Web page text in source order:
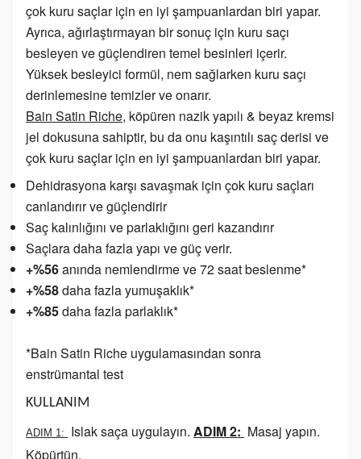
çok kuru saçlar için en iyi şampuanlardan biri yapar.
Ayrıca, ağırlaştırmayan bir sonuç için kuru saçı
besleyen ve güçlendiren temel besinleri içerir.
Yüksek besleyici formül, nem sağlarken kuru saçı
derinlemesine temizler ve onarır.
Bain Satin Riche, köpüren nazik yapılı & beyaz kremsi
jel dokusuna sahiptir, bu da onu kaşıntılı saç derisi ve
çok kuru saçlar için en iyi şampuanlardan biri yapar.
Dehidrasyona karşı savaşmak için çok kuru saçları
canlandırır ve güçlendirir
Saç kalınlığını ve parlaklığını geri kazandırır
Saçlara daha fazla yapı ve güç verir.
+%56anında nemlendirme ve 72 saat beslenme*
+%58daha fazla yumuşaklık*
+%85daha fazla parlaklık*
*Bain Satin Riche uygulamasından sonra
enstrümantal test
KULLANIM
ADIM 1: Islak saça uygulayın. ADIM 2: Masaj yapın.
Köpürtün.